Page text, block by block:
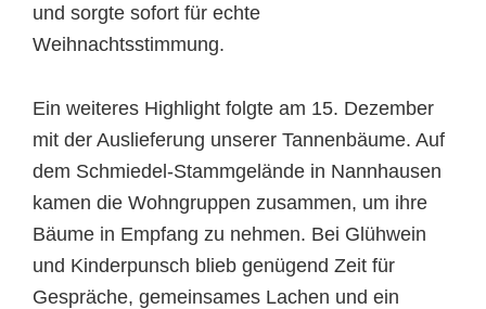
und sorgte sofort für echte
Weihnachtsstimmung.
Ein weiteres Highlight folgte am 15. Dezember
mit der Auslieferung unserer Tannenbäume. Auf
dem Schmiedel-Stammgelände in Nannhausen
kamen die Wohngruppen zusammen, um ihre
Bäume in Empfang zu nehmen. Bei Glühwein
und Kinderpunsch blieb genügend Zeit für
Gespräche, gemeinsames Lachen und ein